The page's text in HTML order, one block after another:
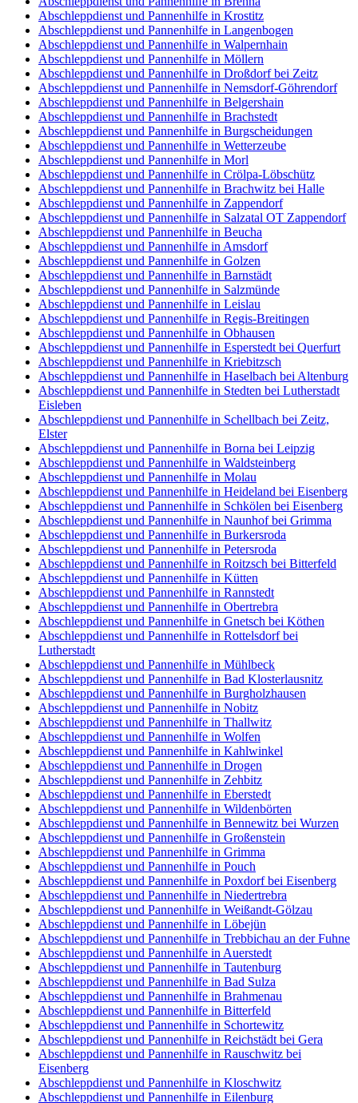
Abschleppdienst und Pannenhilfe in Krostitz
Abschleppdienst und Pannenhilfe in Langenbogen
Abschleppdienst und Pannenhilfe in Walpernhain
Abschleppdienst und Pannenhilfe in Möllern
Abschleppdienst und Pannenhilfe in Droßdorf bei Zeitz
Abschleppdienst und Pannenhilfe in Nemsdorf-Göhrendorf
Abschleppdienst und Pannenhilfe in Belgershain
Abschleppdienst und Pannenhilfe in Brachstedt
Abschleppdienst und Pannenhilfe in Burgscheidungen
Abschleppdienst und Pannenhilfe in Wetterzeube
Abschleppdienst und Pannenhilfe in Morl
Abschleppdienst und Pannenhilfe in Crölpa-Löbschütz
Abschleppdienst und Pannenhilfe in Brachwitz bei Halle
Abschleppdienst und Pannenhilfe in Zappendorf
Abschleppdienst und Pannenhilfe in Salzatal OT Zappendorf
Abschleppdienst und Pannenhilfe in Beucha
Abschleppdienst und Pannenhilfe in Amsdorf
Abschleppdienst und Pannenhilfe in Golzen
Abschleppdienst und Pannenhilfe in Barnstädt
Abschleppdienst und Pannenhilfe in Salzmünde
Abschleppdienst und Pannenhilfe in Leislau
Abschleppdienst und Pannenhilfe in Regis-Breitingen
Abschleppdienst und Pannenhilfe in Obhausen
Abschleppdienst und Pannenhilfe in Esperstedt bei Querfurt
Abschleppdienst und Pannenhilfe in Kriebitzsch
Abschleppdienst und Pannenhilfe in Haselbach bei Altenburg
Abschleppdienst und Pannenhilfe in Stedten bei Lutherstadt
Eisleben
Abschleppdienst und Pannenhilfe in Schellbach bei Zeitz,
Elster
Abschleppdienst und Pannenhilfe in Borna bei Leipzig
Abschleppdienst und Pannenhilfe in Waldsteinberg
Abschleppdienst und Pannenhilfe in Molau
Abschleppdienst und Pannenhilfe in Heideland bei Eisenberg
Abschleppdienst und Pannenhilfe in Schkölen bei Eisenberg
Abschleppdienst und Pannenhilfe in Naunhof bei Grimma
Abschleppdienst und Pannenhilfe in Burkersroda
Abschleppdienst und Pannenhilfe in Petersroda
Abschleppdienst und Pannenhilfe in Roitzsch bei Bitterfeld
Abschleppdienst und Pannenhilfe in Kütten
Abschleppdienst und Pannenhilfe in Rannstedt
Abschleppdienst und Pannenhilfe in Obertrebra
Abschleppdienst und Pannenhilfe in Gnetsch bei Köthen
Abschleppdienst und Pannenhilfe in Rottelsdorf bei
Lutherstadt
Abschleppdienst und Pannenhilfe in Mühlbeck
Abschleppdienst und Pannenhilfe in Bad Klosterlausnitz
Abschleppdienst und Pannenhilfe in Burgholzhausen
Abschleppdienst und Pannenhilfe in Nobitz
Abschleppdienst und Pannenhilfe in Thallwitz
Abschleppdienst und Pannenhilfe in Wolfen
Abschleppdienst und Pannenhilfe in Kahlwinkel
Abschleppdienst und Pannenhilfe in Drogen
Abschleppdienst und Pannenhilfe in Zehbitz
Abschleppdienst und Pannenhilfe in Eberstedt
Abschleppdienst und Pannenhilfe in Wildenbörten
Abschleppdienst und Pannenhilfe in Bennewitz bei Wurzen
Abschleppdienst und Pannenhilfe in Großenstein
Abschleppdienst und Pannenhilfe in Grimma
Abschleppdienst und Pannenhilfe in Pouch
Abschleppdienst und Pannenhilfe in Poxdorf bei Eisenberg
Abschleppdienst und Pannenhilfe in Niedertrebra
Abschleppdienst und Pannenhilfe in Weißandt-Gölzau
Abschleppdienst und Pannenhilfe in Löbejün
Abschleppdienst und Pannenhilfe in Trebbichau an der Fuhne
Abschleppdienst und Pannenhilfe in Auerstedt
Abschleppdienst und Pannenhilfe in Tautenburg
Abschleppdienst und Pannenhilfe in Bad Sulza
Abschleppdienst und Pannenhilfe in Brahmenau
Abschleppdienst und Pannenhilfe in Bitterfeld
Abschleppdienst und Pannenhilfe in Schortewitz
Abschleppdienst und Pannenhilfe in Reichstädt bei Gera
Abschleppdienst und Pannenhilfe in Rauschwitz bei
Eisenberg
Abschleppdienst und Pannenhilfe in Kloschwitz
Abschleppdienst und Pannenhilfe in Eilenburg